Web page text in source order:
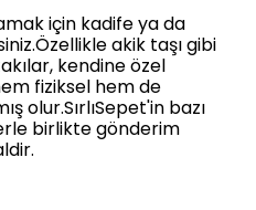
için kadife ya da
akik taşı gibi
kendine özel
fiziksel hem de
olur.SırlıSepet'in bazı
birlikte gönderim